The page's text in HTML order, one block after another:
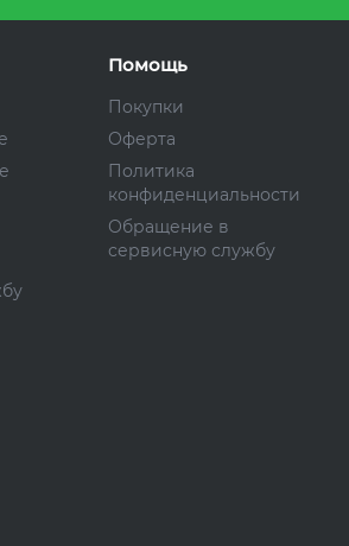
Помощь
Покупки
Оферта
Политика
конфиденциальности
Обращение в
сервисную службу